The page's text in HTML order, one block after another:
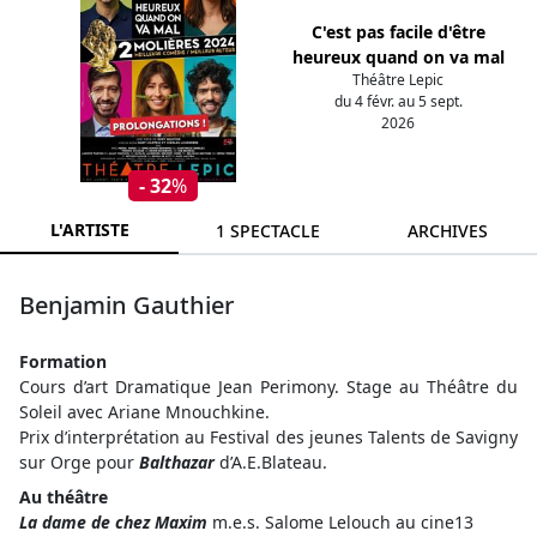
- 32%
C'est pas facile d'être
heureux quand on va mal
Théâtre Lepic
du 4 févr. au 5 sept.
2026
L'ARTISTE 1 SPECTACLE ARCHIVES
Benjamin Gauthier
Formation
Cours d’art Dramatique Jean Perimony. Stage au Théâtre du
Soleil avec Ariane Mnouchkine.
Prix d’interprétation au Festival des jeunes Talents de Savigny
sur Orge pour Balthazard’A.E.Blateau.
Au théâtre
La dame de chez Maxim m.e.s. Salome Lelouch au cine13